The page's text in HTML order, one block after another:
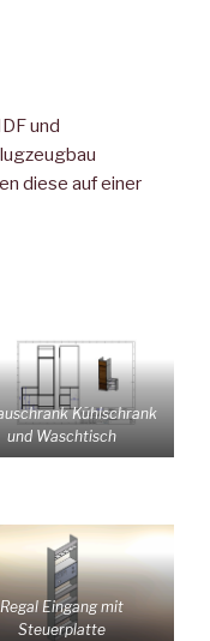
und
diese auf einer
Kühlschrank
und Waschtisch
Regal Eingang mit
Steuerplatte